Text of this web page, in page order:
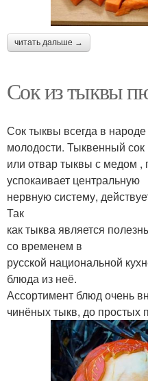
читать дальше →
Сок из тыквы
Сок тыквы всегда в
молодости. Тыквенный сок
или отвар тыквы с медом ,
успокаивает центральную
нервную систему,
Так
как тыква является
со временем в
русской национальной
блюда из неё.
Ассортимент блюд очень
чинёных тыкв, до простых